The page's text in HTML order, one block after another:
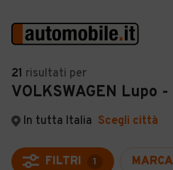
Auto
Auto usate
Auto Km 0
VENDI
MAGAZINE
ACCEDI
21 risultati per
VOLKSWAGEN Lupo
In tutta Italia Scegli città
FILTRI 1